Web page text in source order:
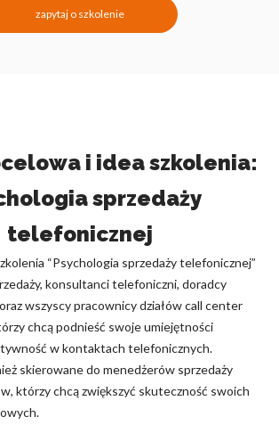
zapytaj o szkolenie
i idea szkolenia:
sprzedaży
telefonicznej
“Psychologia sprzedaży telefonicznej”
konsultanci telefoniczni, doradcy
wszyscy pracownicy działów call center
chcą podnieść swoje umiejętności
w kontaktach telefonicznych.
skierowane do menedżerów sprzedaży
którzy chcą zwiększyć skuteczność swoich